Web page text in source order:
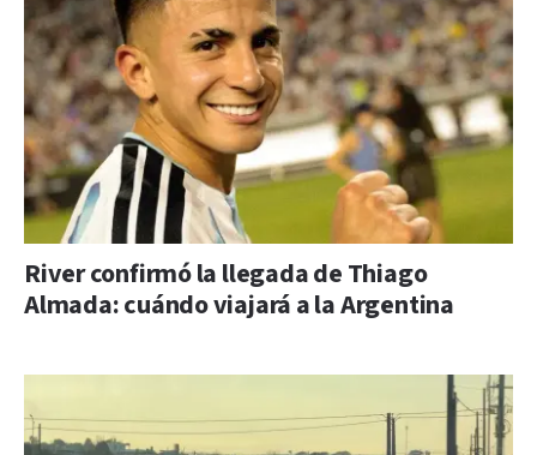
River confirmó la llegada de Thiago
Almada: cuándo viajará a la Argentina